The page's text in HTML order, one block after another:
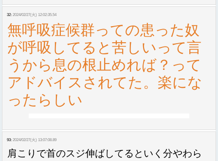
32: 2024/02/27(火) 12:02:35.54
無呼吸症候群っての患った奴
が呼吸してると苦しいって言
うから息の根止めれば？って
アドバイスされてた。楽にな
ったらしい
93: 2024/02/27(火) 13:07:08.89
肩こりで首のスジ伸ばしてるといく分やわら